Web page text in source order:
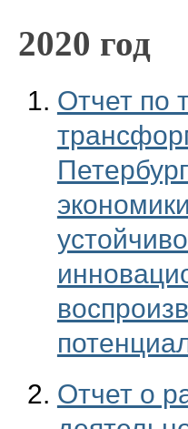
2020 год
Отчет по
Отчет о